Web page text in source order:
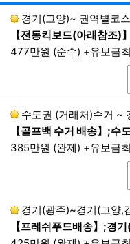
부가서비
트 응모
개인정
항목을
받아 업
개인정보의 수집방법
홈페이지,
상에서의 수
청서 등을
벤트 응모
생성정보 수
경기(고양)~ 권역별코스
【전동킥보드(아래참조)】
477만원 (순수) +유보금
수도권 (거래처)수거 ~
【골프백 수거 배송】;수도권 (거래처)
385만원 (완제) +유보금
경기(광주)~경기(고양,
【프레쉬푸드배송】;경기(광주)~경기(